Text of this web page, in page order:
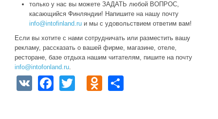
только у нас вы можете ЗАДАТЬ любой ВОПРОС,
касающийся Финляндии! Напишите на нашу почту
info@intofinland.ru и мы с удовольствием ответим вам!
Если вы хотите с нами сотрудничать или разместить вашу
рекламу, рассказать о вашей фирме, магазине, отеле,
ресторане, базе отдыха нашим читателям, пишите на почту
info@intofonland.ru.
V
F
O